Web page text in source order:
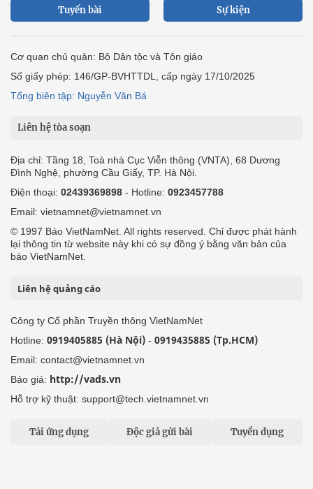
Tuyến bài Sự kiện
Cơ quan chủ quản: Bộ Dân tộc và Tôn giáo
Số giấy phép: 146/GP-BVHTTDL, cấp ngày 17/10/2025
Tổng biên tập: Nguyễn Văn Bá
Liên hệ tòa soạn
Địa chỉ: Tầng 18, Toà nhà Cục Viễn thông (VNTA), 68 Dương
Đình Nghệ, phường Cầu Giấy, TP. Hà Nội.
Điện thoại: 02439369898 - Hotline: 0923457788
Email: vietnamnet@vietnamnet.vn
© 1997 Báo VietNamNet. All rights reserved. Chỉ được phát hành
lại thông tin từ website này khi có sự đồng ý bằng văn bản của
báo VietNamNet.
Liên hệ quảng cáo
Công ty Cổ phần Truyền thông VietNamNet
Hotline: 0919405885 (Hà Nội) - 0919435885 (Tp.HCM)
Email: contact@vietnamnet.vn
Báo giá: http://vads.vn
Hỗ trợ kỹ thuật: support@tech.vietnamnet.vn
Tải ứng dụng Độc giả gửi bài Tuyển dụng